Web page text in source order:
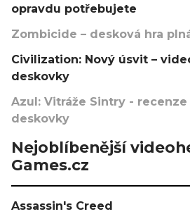
opravdu potřebujete
Zombicide – desková hra
Civilization: Nový úsvit –
deskovky
Azul: Vitráže Sintry -
deskovky
Nejoblíbenější
Games.cz
Assassin's Creed